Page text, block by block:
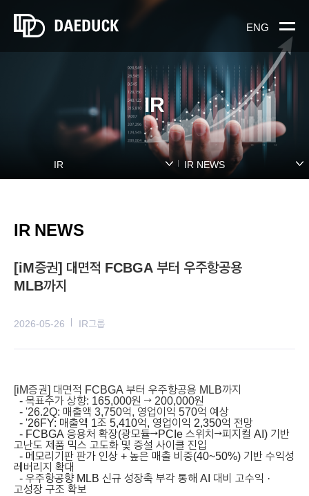
ENG
IR
IR IR NEWS
IR NEWS
[iM증권] 대면적 FCBGA 부터 우주항공용
MLB까지
2026-05-26 IR그룹
[iM증권] 대면적 FCBGA 부터 우주항공용 MLB까지
- 목표주가 상향: 165,000원 → 200,000원
- '26.2Q: 매출액 3,750억, 영업이익 570억 예상
- '26FY: 매출액 1조 5,410억, 영업이익 2,350억 전망
- FCBGA 응용처 확장(광모듈→PCIe 스위치→피지컬 AI) 기반
고난도 제품 믹스 고도화 및 증설 사이클 진입
- 메모리기판 판가 인상 + 높은 매출 비중(40~50%) 기반 수익성
레버리지 확대
- 우주항공향 MLB 신규 성장축 부각 통해 AI 대비 고수익 ·
고성장 구조 확보